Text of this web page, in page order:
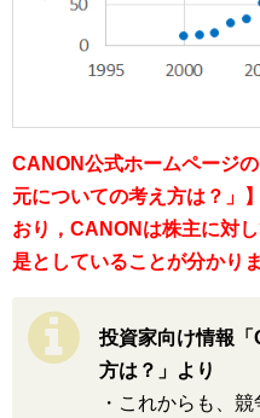
CANON公式ホームページ
元についての考え方は？」
おり，CANONは株主に対
是としていることが分かりま
投資家向け情報「
方は？」より
・これからも、